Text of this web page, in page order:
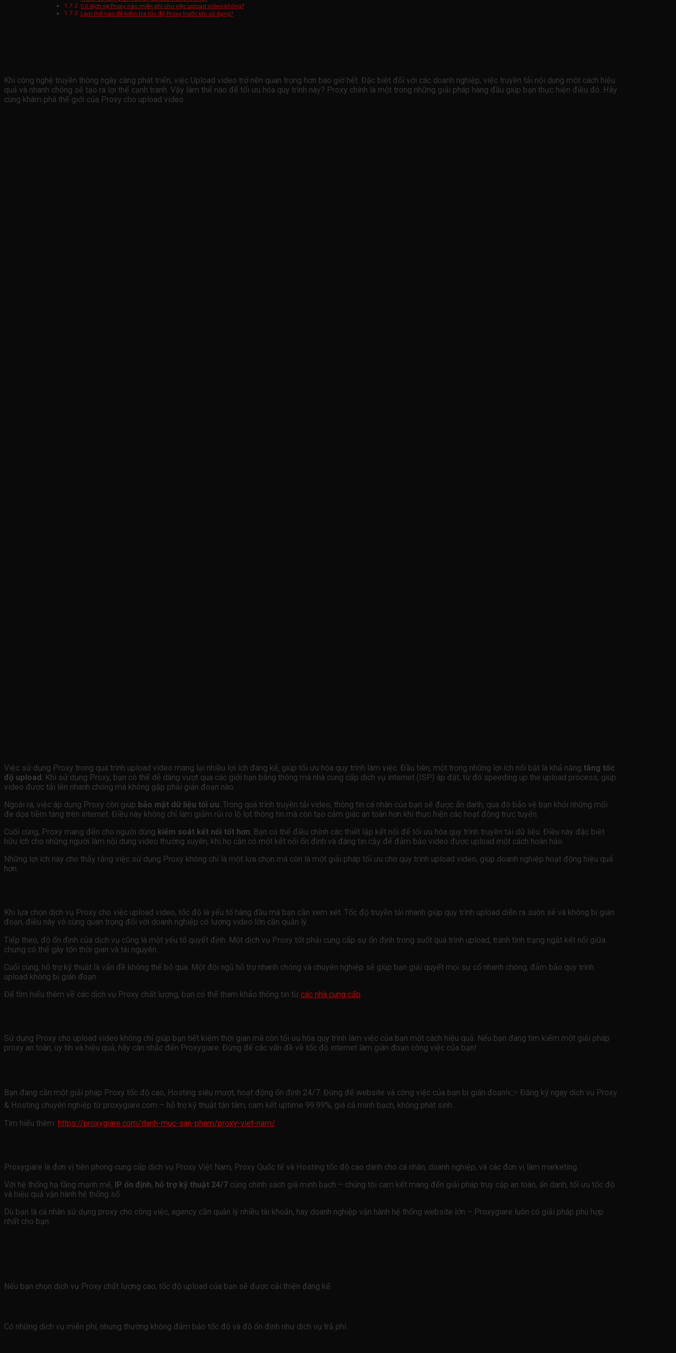
Có dịch vụ Proxy nào miễn phí cho việc upload video không?
Làm thế nào để kiểm tra tốc độ Proxy trước khi sử dụng?
Khi công nghệ truyền thông ngày càng phát triển, việc Upload video trở nên quan trọng hơn bao giờ hết. Đặc biệt đối với các doanh nghiệp, việc truyền tải nội dung một cách hiệu
quả và nhanh chóng sẽ tạo ra lợi thế cạnh tranh. Vậy làm thế nào để tối ưu hóa quy trình này? Proxy chính là một trong những giải pháp hàng đầu giúp bạn thực hiện điều đó. Hãy
cùng khám phá thế giới của Proxy cho upload video.
Việc sử dụng Proxy trong quá trình upload video mang lại nhiều lợi ích đáng kể, giúp tối ưu hóa quy trình làm việc. Đầu tiên, một trong những lợi ích nổi bật là khả năng tăng tốc
độ upload . Khi sử dụng Proxy, bạn có thể dễ dàng vượt qua các giới hạn băng thông mà nhà cung cấp dịch vụ internet (ISP) áp đặt, từ đó speeding up the upload process, giúp
video được tải lên nhanh chóng mà không gặp phải gián đoạn nào.
Ngoài ra, việc áp dụng Proxy còn giúp bảo mật dữ liệu tối ưu. Trong quá trình truyền tải video, thông tin cá nhân của bạn sẽ được ẩn danh, qua đó bảo vệ bạn khỏi những mối
đe dọa tiềm tàng trên internet. Điều này không chỉ làm giảm rủi ro lộ lọt thông tin mà còn tạo cảm giác an toàn hơn khi thực hiện các hoạt động trực tuyến.
Cuối cùng, Proxy mang đến cho người dùng kiểm soát kết nối tốt hơn. Bạn có thể điều chỉnh các thiết lập kết nối để tối ưu hóa quy trình truyền tải dữ liệu. Điều này đặc biệt
hữu ích cho những người làm nội dung video thường xuyên, khi họ cần có một kết nối ổn định và đáng tin cậy để đảm bảo video được upload một cách hoàn hảo.
Những lợi ích này cho thấy rằng việc sử dụng Proxy không chỉ là một lựa chọn mà còn là một giải pháp tối ưu cho quy trình upload video, giúp doanh nghiệp hoạt động hiệu quả
hơn.
Khi lựa chọn dịch vụ Proxy cho việc upload video, tốc độ là yếu tố hàng đầu mà bạn cần xem xét. Tốc độ truyền tải nhanh giúp quy trình upload diễn ra suôn sẻ và không bị gián
đoạn, điều này vô cùng quan trọng đối với doanh nghiệp có lượng video lớn cần quản lý.
Tiếp theo, độ ổn định của dịch vụ cũng là một yếu tố quyết định. Một dịch vụ Proxy tốt phải cung cấp sự ổn định trong suốt quá trình upload, tránh tình trạng ngắt kết nối giữa
chừng có thể gây tốn thời gian và tài nguyên.
Cuối cùng, hỗ trợ kỹ thuật là vấn đề không thể bỏ qua. Một đội ngũ hỗ trợ nhanh chóng và chuyên nghiệp sẽ giúp bạn giải quyết mọi sự cố nhanh chóng, đảm bảo quy trình
upload không bị gián đoạn.
Để tìm hiểu thêm về các dịch vụ Proxy chất lượng, bạn có thể tham khảo thông tin từ các nhà cung cấp.
Sử dụng Proxy cho upload video không chỉ giúp bạn tiết kiệm thời gian mà còn tối ưu hóa quy trình làm việc của bạn một cách hiệu quả. Nếu bạn đang tìm kiếm một giải pháp
proxy an toàn, uy tín và hiệu quả, hãy cân nhắc đến Proxygiare. Đừng để các vấn đề về tốc độ internet làm gián đoạn công việc của bạn!
Bạn đang cần một giải pháp Proxy tốc độ cao, Hosting siêu mượt, hoạt động ổn định 24/7. Đừng để website và công việc của bạn bị gián đoạn!👉 Đăng ký ngay dịch vụ Proxy
& Hosting chuyên nghiệp từ proxygiare.com – hỗ trợ kỹ thuật tận tâm, cam kết uptime 99.99%, giá cả minh bạch, không phát sinh.
Tìm hiểu thêm: https://proxygiare.com/danh-muc-san-pham/proxy-viet-nam/
Proxygiare là đơn vị tiên phong cung cấp dịch vụ Proxy Việt Nam, Proxy Quốc tế và Hosting tốc độ cao dành cho cá nhân, doanh nghiệp, và các đơn vị làm marketing.
Với hệ thống hạ tầng mạnh mẽ, IP ổn định, hỗ trợ kỹ thuật 24/7 cùng chính sách giá minh bạch – chúng tôi cam kết mang đến giải pháp truy cập an toàn, ẩn danh, tối ưu tốc độ
và hiệu quả vận hành hệ thống số.
Dù bạn là cá nhân sử dụng proxy cho công việc, agency cần quản lý nhiều tài khoản, hay doanh nghiệp vận hành hệ thống website lớn – Proxygiare luôn có giải pháp phù hợp
nhất cho bạn.
Nếu bạn chọn dịch vụ Proxy chất lượng cao, tốc độ upload của bạn sẽ được cải thiện đáng kể.
Có những dịch vụ miễn phí, nhưng thường không đảm bảo tốc độ và độ ổn định như dịch vụ trả phí.